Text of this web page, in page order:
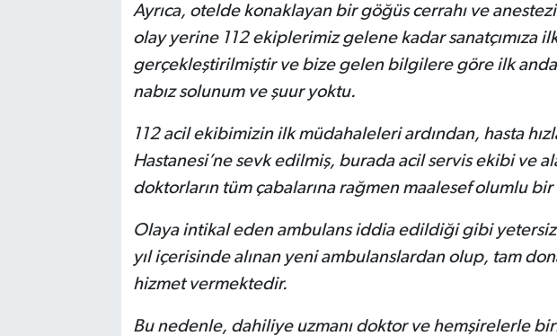
Ayrıca, otelde konaklayan bir göğüs cerrahı ve anestezi
olay yerine 112 ekiplerimiz gelene kadar sanatçımıza
gerçekleştirilmiştir ve bize gelen bilgilere göre ilk
nabız solunum ve şuur yoktu.
112 acil ekibimizin ilk müdahaleleri ardından, hasta
Hastanesi’ne sevk edilmiş, burada acil servis ekibi ve
doktorların tüm çabalarına rağmen maalesef olumlu bir
Olaya intikal eden ambulans iddia edildiği gibi yetersiz
yıl içerisinde alınan yeni ambulanslardan olup, tam
hizmet vermektedir.
Bu nedenle, dahiliye uzmanı doktor ve hemşirelerle